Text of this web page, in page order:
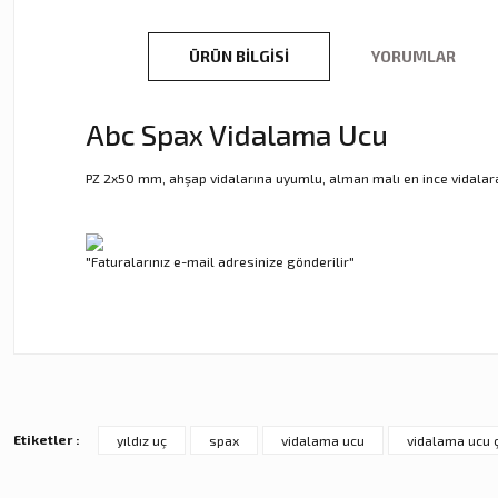
ÜRÜN BILGISI YORUMLAR
Abc Spax Vidalama Ucu
PZ 2x50 mm, ahşap vidalarına uyumlu, alman malı en ince
"Faturalarınız e-mail adresinize gönderilir"
Ürün açıklamasında eksik bilgiler bulunuyor.
Etiketler : yıldız uç spax vidalama ucu vidalama ucu